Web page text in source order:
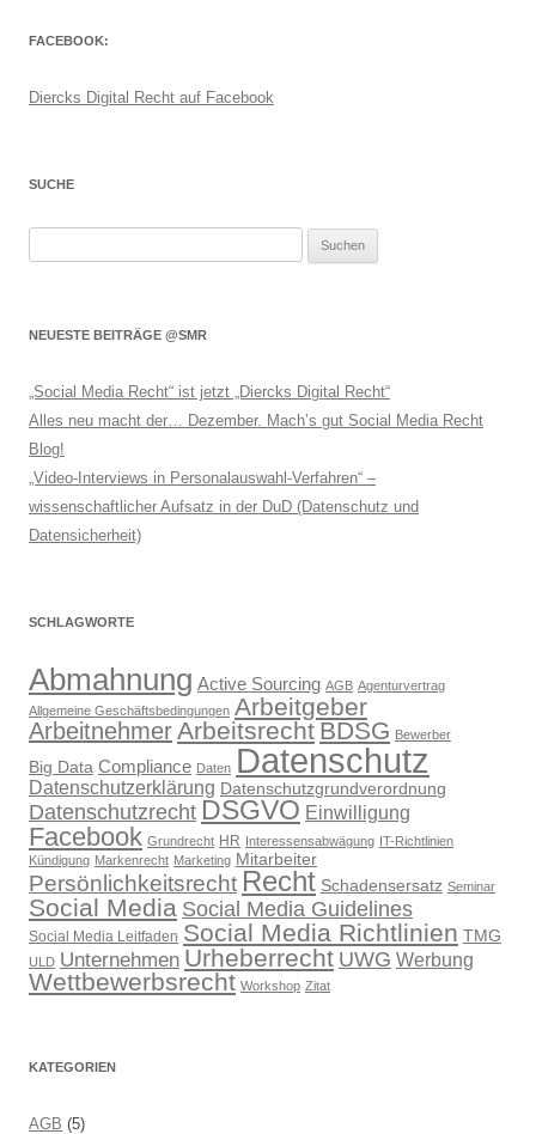
FACEBOOK:
Diercks Digital Recht auf Facebook
SUCHE
NEUESTE BEITRÄGE @SMR
„Social Media Recht“ ist jetzt „Diercks Digital Recht“
Alles neu macht der… Dezember. Mach’s gut Social Media Recht
Blog!
„Video-Interviews in Personalauswahl-Verfahren“ –
wissenschaftlicher Aufsatz in der DuD (Datenschutz und
Datensicherheit)
SCHLAGWORTE
Abmahnung Active Sourcing AGB Agenturvertrag
Allgemeine Geschäftsbedingungen Arbeitgeber
ArbeitnehmerArbeitsrecht BDSG Bewerber
Big Data Compliance Daten Datenschutz
Datenschutzerklärung Datenschutzgrundverordnung
Datenschutzrecht DSGVO Einwilligung
Facebook Grundrecht HR Interessensabwägung IT-Richtlinien
Kündigung Markenrecht Marketing Mitarbeiter
Persönlichkeitsrecht Recht Schadensersatz Seminar
Social Media Social Media Guidelines
Social Media Leitfaden Social Media Richtlinien TMG
ULD Unternehmen Urheberrecht UWG Werbung
Wettbewerbsrecht Workshop Zitat
KATEGORIEN
AGB (5)